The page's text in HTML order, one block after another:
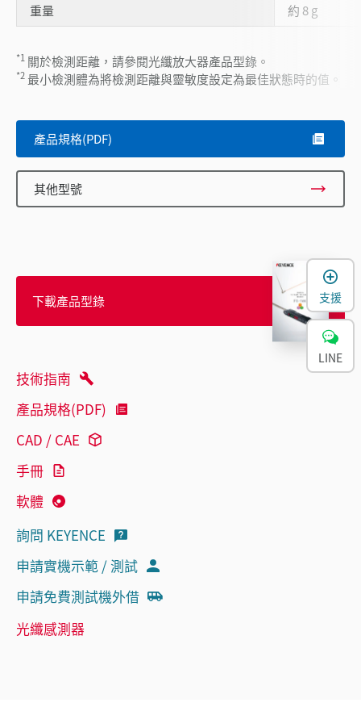
重量
約 8 g
*1 關於檢測距離，請參閱光纖放大器產品型錄。
*2 最小檢測體為將檢測距離與靈敏度設定為最佳狀態時的值。
產品規格(PDF)
其他型號
下載產品型錄
技術指南
產品規格(PDF)
CAD / CAE
手冊
軟體
詢問 KEYENCE
申請實機示範 / 測試
申請免費測試機外借
光纖感測器
支援
LINE